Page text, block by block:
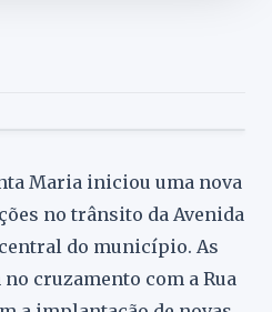
Maria iniciou uma nova
no trânsito da Avenida
do município. As
cruzamento com a Rua